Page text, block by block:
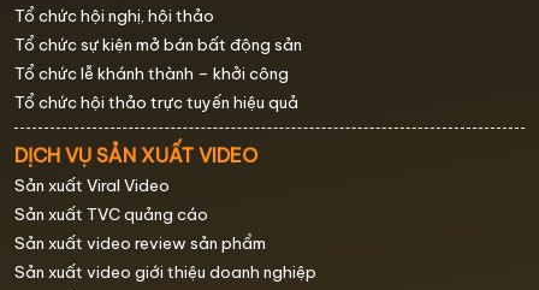
Tổ chức hội nghị, hội thảo
Tổ chức sự kiện mở bán bất động sản
Tổ chức lễ khánh thành – khởi công
Tổ chức hội thảo trực tuyến hiệu quả
DỊCH VỤ SẢN XUẤT VIDEO
Sản xuất Viral Video
Sản xuất TVC quảng cáo
Sản xuất video review sản phẩm
Sản xuất video giới thiệu doanh nghiệp